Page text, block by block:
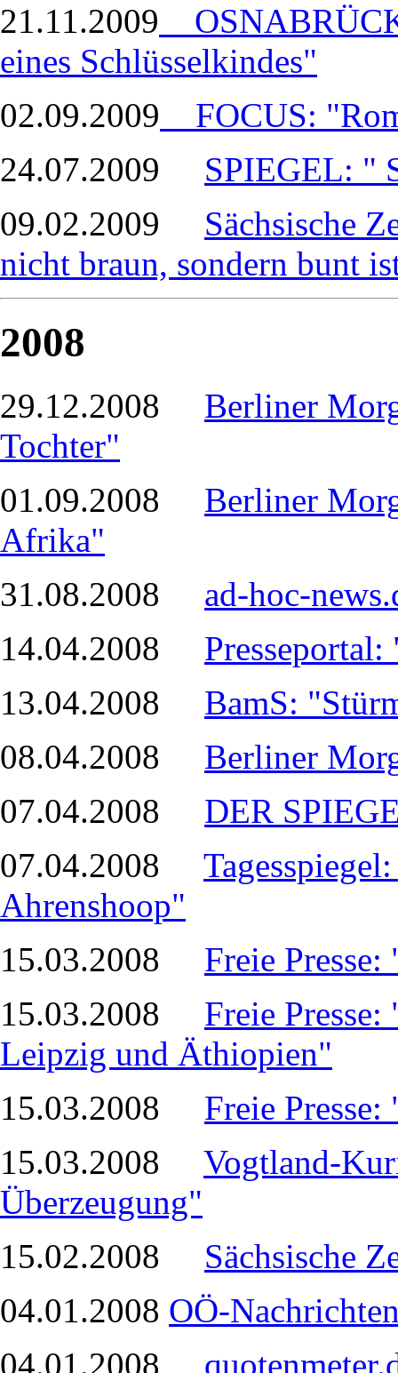
21.11.2009
eines Schlüsselkindes"
02.09.2009
FOCUS:
24.07.2009 SPIEGEL: "
09.02.2009 Sächsische
nicht braun, sondern bunt
2008
29.12.2008 Berliner
Tochter"
01.09.2008 Berliner
Afrika"
31.08.2008 ad-hoc-
14.04.2008
13.04.2008 BamS:
08.04.2008 Berliner
07.04.2008 DER
07.04.2008
Ahrenshoop"
15.03.2008 Freie
15.03.2008 Freie
Leipzig und Äthiopien"
15.03.2008 Freie Presse:
15.03.2008 Vogtland-
Überzeugung"
15.02.2008 Sächsische
04.01.2008 OÖ-
04.01.2008